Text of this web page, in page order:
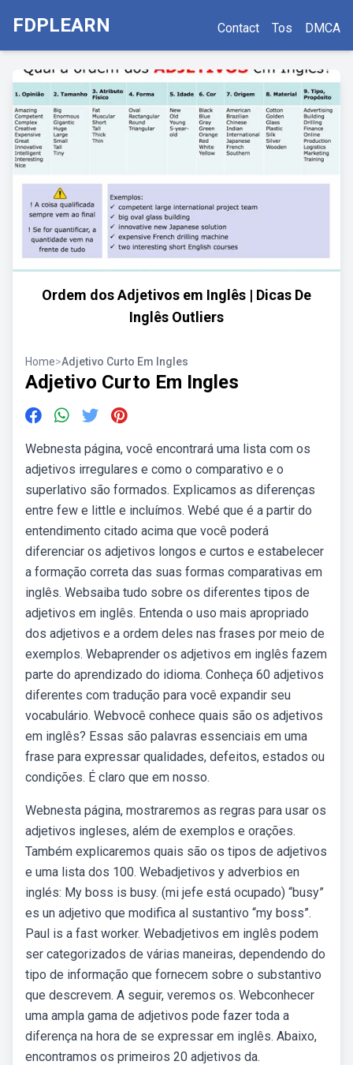
FDPLEARN Contact Tos DMCA
Ordem dos Adjetivos em Inglês | Dicas De
Inglês Outliers
Home>Adjetivo Curto Em Ingles
Adjetivo Curto Em Ingles
Webnesta página, você encontrará uma lista com os
adjetivos irregulares e como o comparativo e o
superlativo são formados. Explicamos as diferenças
entre few e little e incluímos. Webé que é a partir do
entendimento citado acima que você poderá
diferenciar os adjetivos longos e curtos e estabelecer
a formação correta das suas formas comparativas em
inglês. Websaiba tudo sobre os diferentes tipos de
adjetivos em inglês. Entenda o uso mais apropriado
dos adjetivos e a ordem deles nas frases por meio de
exemplos. Webaprender os adjetivos em inglês fazem
parte do aprendizado do idioma. Conheça 60 adjetivos
diferentes com tradução para você expandir seu
vocabulário. Webvocê conhece quais são os adjetivos
em inglês? Essas são palavras essenciais em uma
frase para expressar qualidades, defeitos, estados ou
condições. É claro que em nosso.
Webnesta página, mostraremos as regras para usar os
adjetivos ingleses, além de exemplos e orações.
Também explicaremos quais são os tipos de adjetivos
e uma lista dos 100. Webadjetivos y adverbios en
inglés: My boss is busy. (mi jefe está ocupado) “busy”
es un adjetivo que modifica al sustantivo “my boss”.
Paul is a fast worker. Webadjetivos em inglês podem
ser categorizados de várias maneiras, dependendo do
tipo de informação que fornecem sobre o substantivo
que descrevem. A seguir, veremos os. Webconhecer
uma ampla gama de adjetivos pode fazer toda a
diferença na hora de se expressar em inglês. Abaixo,
encontramos os primeiros 20 adjetivos da.